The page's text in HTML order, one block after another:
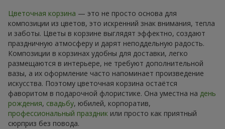
Цветочная корзина — это не просто основа для
композиции из цветов, это искренний знак внимания, тепла
и заботы. Цветы в корзине выглядят эффектно, создают
праздничную атмосферу и дарят неподдельную радость.
Композиции в корзинах удобны для доставки, легко
размещаются в интерьере, не требуют дополнительной
вазы, а их оформление часто напоминает произведение
искусства. Поэтому цветочная корзина остаётся
фаворитом в подарочной флористике. Она уместна на день
рождения, свадьбу, юбилей, корпоратив,
профессиональный праздник или просто как приятный
сюрприз без повода.